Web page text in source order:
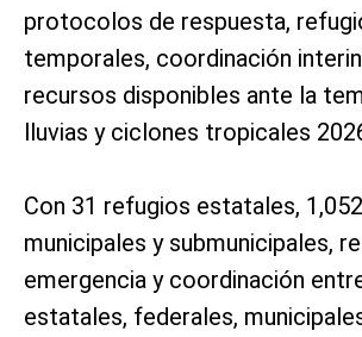
protocolos de respuesta,
temporales, coordinación
recursos disponibles ante la
lluvias y ciclones tropicales
Con 31 refugios estatales,
municipales y submunicipales,
emergencia y coordinación
estatales, federales,